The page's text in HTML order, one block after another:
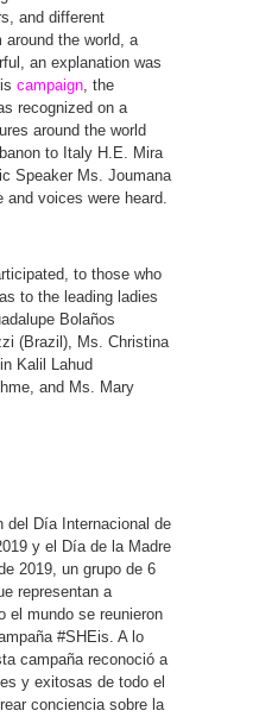
and different
the world, a
an explanation was
campaign, the
recognized on a
around the world
to Italy H.E. Mira
Speaker Ms. Joumana
and voices were heard.
to those who
to the leading ladies
Bolaños
(Brazil), Ms. Christina
Kalil Lahud
and Ms. Mary
del Día Internacional de
y el Día de la Madre
2019, un grupo de 6
representan a
el mundo se reunieron
#SHEis. A lo
campaña reconoció a
y exitosas de todo el
conciencia sobre la